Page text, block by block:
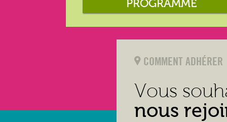
PROGRAMME
COMMENT ADHÉRER
Vous
nous